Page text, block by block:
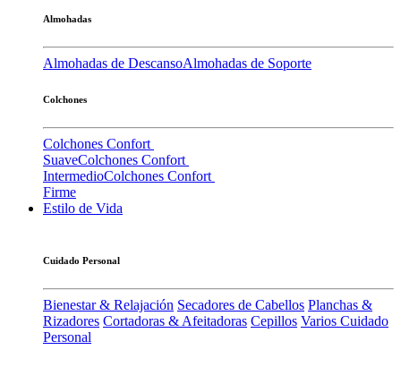
Almohadas
Almohadas de DescansoAlmohadas de Soporte
Colchones
Colchones Confort
SuaveColchones Confort
IntermedioColchones Confort
Firme
Estilo de Vida
Cuidado Personal
Bienestar & Relajación Secadores de Cabellos Planchas &
Rizadores Cortadoras & Afeitadoras Cepillos Varios Cuidado
Personal